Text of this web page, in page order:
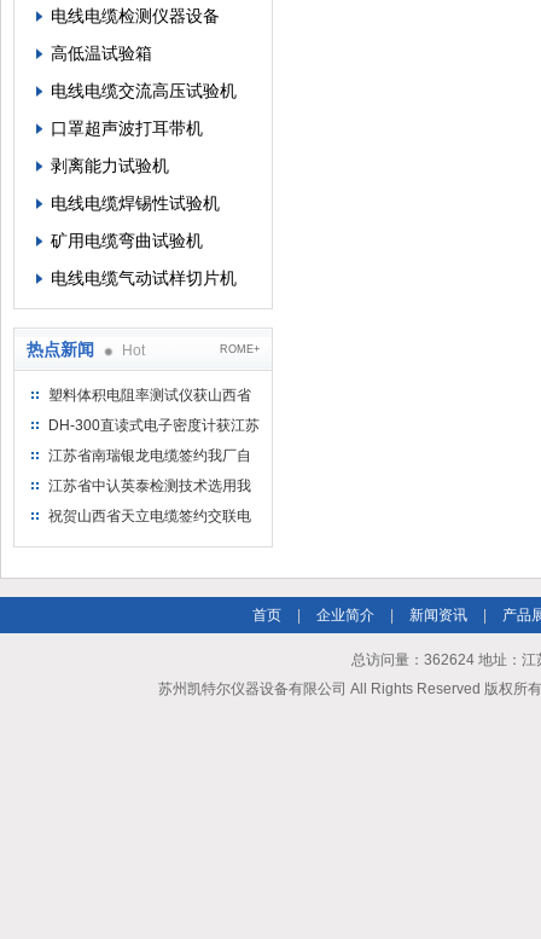
电线电缆检测仪器设备
高低温试验箱
电线电缆交流高压试验机
口罩超声波打耳带机
剥离能力试验机
电线电缆焊锡性试验机
矿用电缆弯曲试验机
电线电缆气动试样切片机
热点新闻 Hot ROME+
塑料体积电阻率测试仪获山西省
水利机械厂选用
DH-300直读式电子密度计获江苏
省苏州市安信塑业选用
江苏省南瑞银龙电缆签约我厂自
然换气老化箱等电缆检测设备
江苏省中认英泰检测技术选用我
厂自然换气老化试验箱
祝贺山西省天立电缆签约交联电
首页 企业简介 新闻资讯 产品
总访问量：362624 地址：
苏州凯特尔仪器设备有限公司 All Rights Reserved 版权所